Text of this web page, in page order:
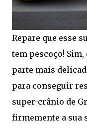
Repare que esse
tem pescoço! Sim,
parte mais
para conseguir
super-crânio de
firmemente a sua